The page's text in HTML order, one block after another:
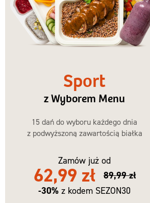
Sport
z Wyborem Menu
15 dań do wyboru każdego dnia
z podwyższoną zawartością białka
Zamów już od
62,99 zł
89,99 zł
-30% z kodem SEZON30